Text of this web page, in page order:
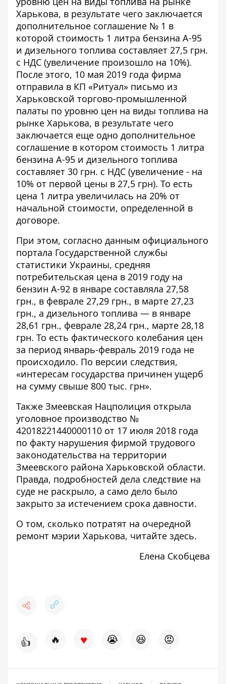
Харькова, в результате чего заключается
дополнительное соглашение № 1 в
которой стоимость 1 литра бензина А-95
и дизельного топлива составляет 27,5 грн.
с НДС (увеличение произошло на 10%).
После этого, 10 мая 2019 года фирма
отправила в КП «Ритуал» письмо из
Харьковской торгово-промышленной
палаты по уровню цен на виды топлива на
рынке Харькова, в результате чего
заключается еще одно дополнительное
соглашение в котором стоимость 1 литра
бензина А-95 и дизельного топлива
составляет 30 грн. с НДС (увеличение - на
10% от первой цены в 27,5 грн). То есть
цена 1 литра увеличилась на 20% от
начальной стоимости, определенной в
договоре.
При этом, согласно данным официального
портала Государственной службы
статистики Украины, средняя
потребительская цена в 2019 году на
бензин А-92 в январе составляла 27,58
грн., в феврале 27,29 грн., в марте 27,23
грн., а дизельного топлива — в январе
28,61 грн., феврале 28,24 грн., марте 28,18
грн. То есть фактического колебания цен
за период январь-февраль 2019 года не
происходило. По версии следствия,
«интересам государства причинен ущерб
на сумму свыше 800 тыс. грн».
Также Змеевская Нацполиция открыла
уголовное производство №
42018221440000110 от 17 июля 2018 года
по факту нарушения фирмой трудового
законодательства на территории
Змеевского района Харьковской области.
Правда, подробностей дела следствие на
суде не раскрыло, а само дело было
закрыто за истечением срока давности.
О том, сколько потратят на очередной
ремонт мэрии Харькова, читайте здесь.
Елена Скобцева
👍 🔥 ♥ 😭 😆 😡